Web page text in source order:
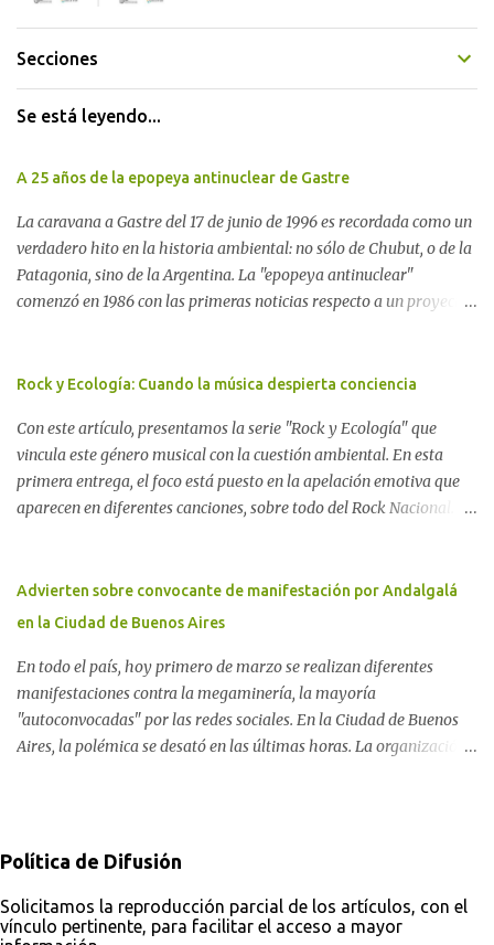
Secciones
Se está leyendo...
A 25 años de la epopeya antinuclear de Gastre
La caravana a Gastre del 17 de junio de 1996 es recordada como un
verdadero hito en la historia ambiental: no sólo de Chubut, o de la
Patagonia, sino de la Argentina. La "epopeya antinuclear"
comenzó en 1986 con las primeras noticias respecto a un proyecto
proyecto legislativo nacional al respecto. En este artículo, la
Movimiento Antinuclear de Chubut (MACH) liderada por Javier
Rodríguez Pardo, como una lección de rebelión democrática
territorial frente a las imposiciones de la tecnocracia nuclear
globalizada. Dossier N° 3 "La crisis nuclear en el mundo. A 10 años
Dukal.
Rock y Ecología: Cuando la música despierta conciencia
Con este artículo, presentamos la serie "Rock y Ecología" que
vincula este género musical con la cuestión ambiental. En esta
primera entrega, el foco está puesto en la apelación emotiva que
aparecen en diferentes canciones, sobre todo del Rock Nacional.
Carolina Aponte La Madre Tierra se escucha en las canciones del
Rock Nacional.
Advierten sobre convocante de manifestación por Andalgalá
en la Ciudad de Buenos Aires
En todo el país, hoy primero de marzo se realizan diferentes
manifestaciones contra la megaminería, la mayoría
"autoconvocadas" por las redes sociales. En la Ciudad de Buenos
Aires, la polémica se desató en las últimas horas. La organización
derechos humanos ponen el alerta sobre el abogado detrás de la
Política de Difusión
Solicitamos la reproducción parcial de los artículos, con el
vínculo pertinente, para facilitar el acceso a mayor